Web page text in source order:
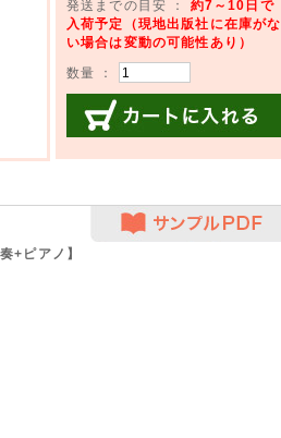
発送までの目安 ： 約7～10日で
入荷予定（現地出版社に在庫がな
い場合は変動の可能性あり）
数量 ：
+ピアノ】